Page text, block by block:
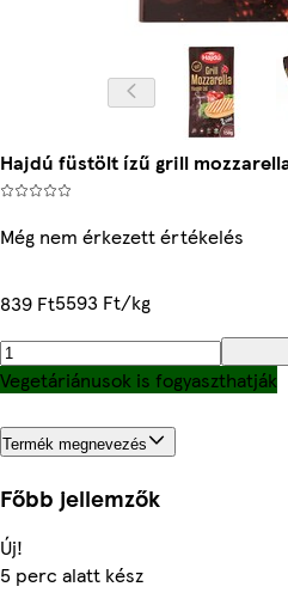
Hajdú füstölt ízű grill
Még nem érkezett értékelés
839 Ft5593 Ft/kg
Vegetáriánusok is fogyaszthatják
Termék megnevezés
Főbb jellemzők
Új!
5 perc alatt kész